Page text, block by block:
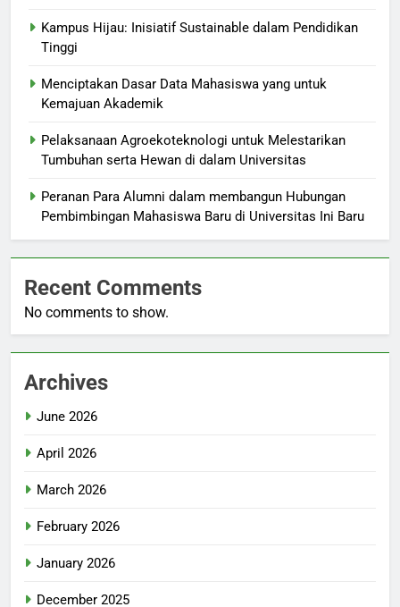
Kampus Hijau: Inisiatif Sustainable dalam Pendidikan
Tinggi
Menciptakan Dasar Data Mahasiswa yang untuk
Kemajuan Akademik
Pelaksanaan Agroekoteknologi untuk Melestarikan
Tumbuhan serta Hewan di dalam Universitas
Peranan Para Alumni dalam membangun Hubungan
Pembimbingan Mahasiswa Baru di Universitas Ini Baru
Recent Comments
No comments to show.
Archives
June 2026
April 2026
March 2026
February 2026
January 2026
December 2025